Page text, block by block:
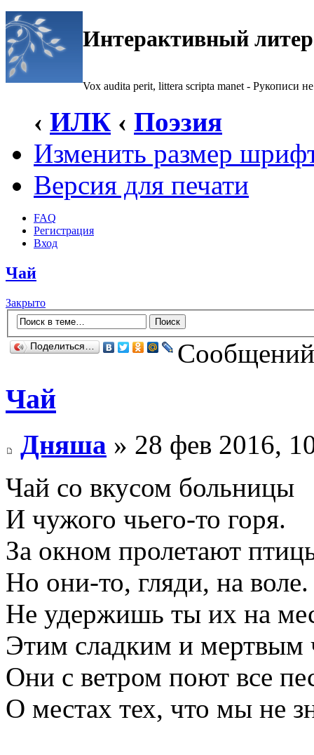
Интерактивный
Vox audita perit, littera scripta manet - Рукописи не
‹ ИЛК ‹ Поэзия
Изменить размер
Версия для печати
FAQ
Регистрация
Вход
Чай
Закрыто
Поделиться…
Чай
Дняша » 28 фев 2016,
Чай со вкусом больницы
И чужого чьего-то горя.
За окном пролетают
Но они-то, гляди, на воле.
Не удержишь ты их на
Этим сладким и мертвым
Они с ветром поют все
О местах тех, что мы не